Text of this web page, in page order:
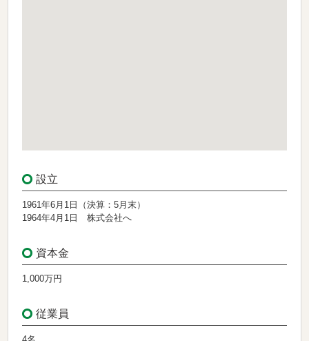
設立
1961年6月1日（決算：5月末）
1964年4月1日 株式会社へ
資本金
1,000万円
従業員